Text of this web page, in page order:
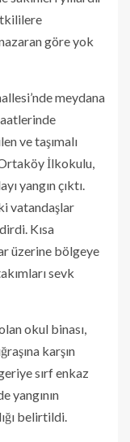
göre yok
meydana
ve taşımalı
İlkokulu,
yangın çıktı.
vatandaşlar
Kısa
üzerine bölgeye
sevk
okul binası,
karşın
sırf enkaz
yangının
belirtildi.